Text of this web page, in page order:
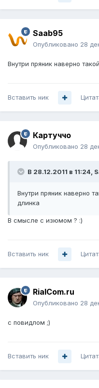
Saab95
Опубликовано 28
Внутри пряник наверно
Вставить ник
Картуччо
Опубликовано 28
В 28.12.2011 в 11:24,
Внутри пряник наверно
длинка
В смысле с изюмом ? :)
Вставить ник
RialCom.ru
Опубликовано 28
с повидлом ;)
Вставить ник